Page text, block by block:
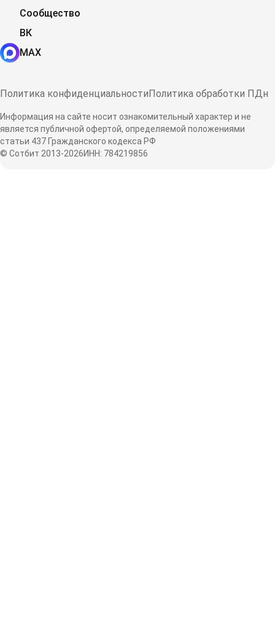
Сообщество
ВК
MAX
Политика конфиденциальностиПолитика обработки ПДн
Информация на сайте носит ознакомительный характер и не
является публичной офертой, определяемой положениями
статьи 437 Гражданского кодекса РФ
© Сотбит 2013-2026ИНН: 784219856